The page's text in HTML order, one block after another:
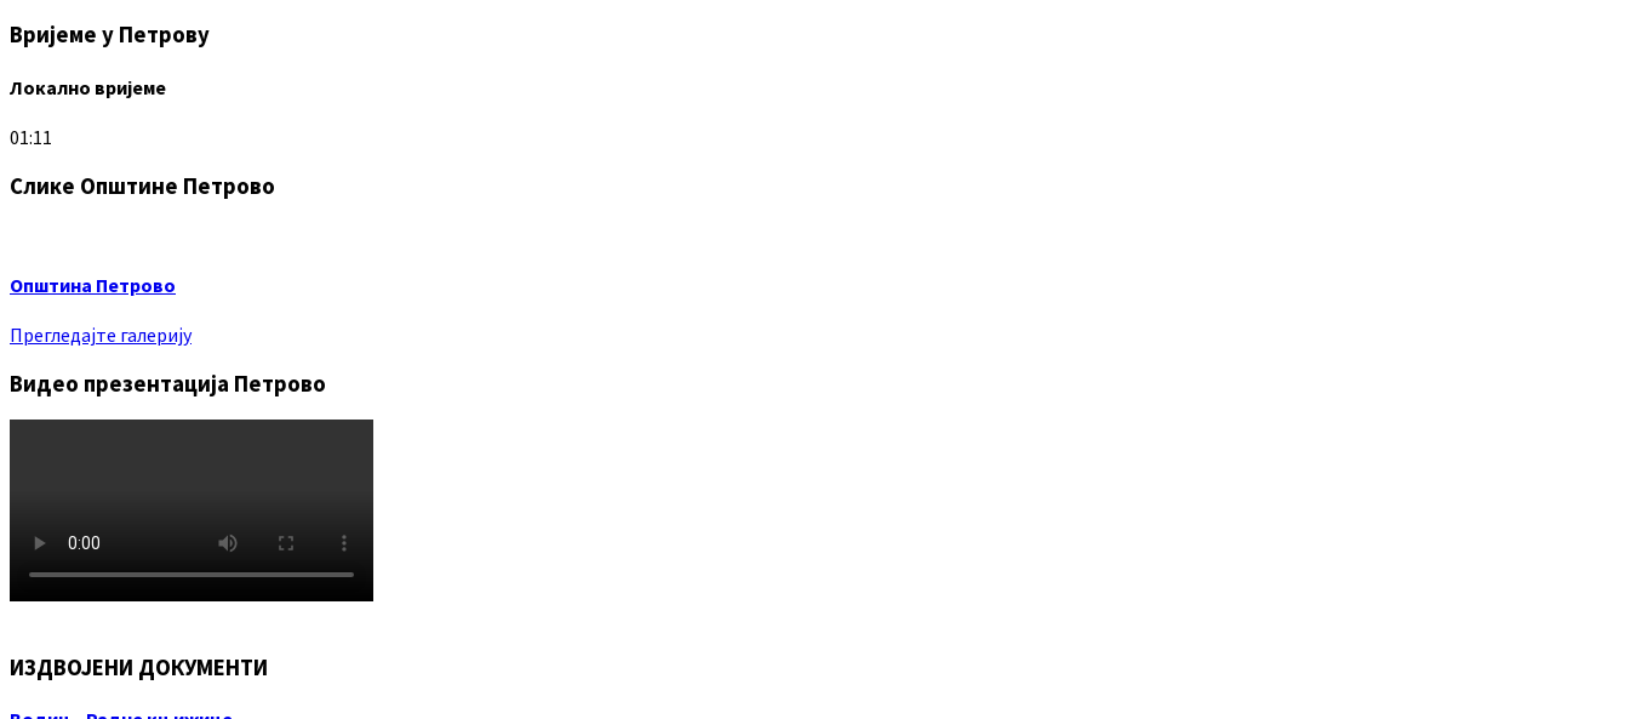
Вријеме у Петрову
Локално вријеме
01:11
Слике Општине Петрово
Општина Петрово
Прегледајте галерију
Видео презентација Петрово
ИЗДВОЈЕНИ ДОКУМЕНТИ